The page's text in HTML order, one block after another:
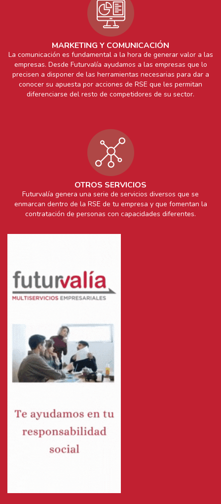
MARKETING Y COMUNICACIÓN
La comunicación es fundamental a la hora de generar valor a las
empresas. Desde Futurvalía ayudamos a las empresas que lo
precisen a disponer de las herramientas necesarias para dar a
conocer su apuesta por acciones de RSE que les permitan
diferenciarse del resto de competidores de su sector.
OTROS SERVICIOS
Futurvalía genera una serie de servicios diversos que se
enmarcan dentro de la RSE de tu empresa y que fomentan la
contratación de personas con capacidades diferentes.